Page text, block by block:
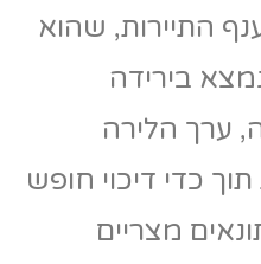
התיירות, שהוא
בירידה
ערך הלירה
כדי דיכוי חופש
מצריים